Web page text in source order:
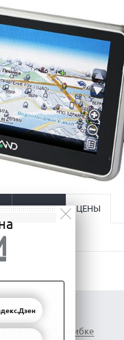
ОТЗЫВЫ ЦЕНЫ
Сообщить об ошибке